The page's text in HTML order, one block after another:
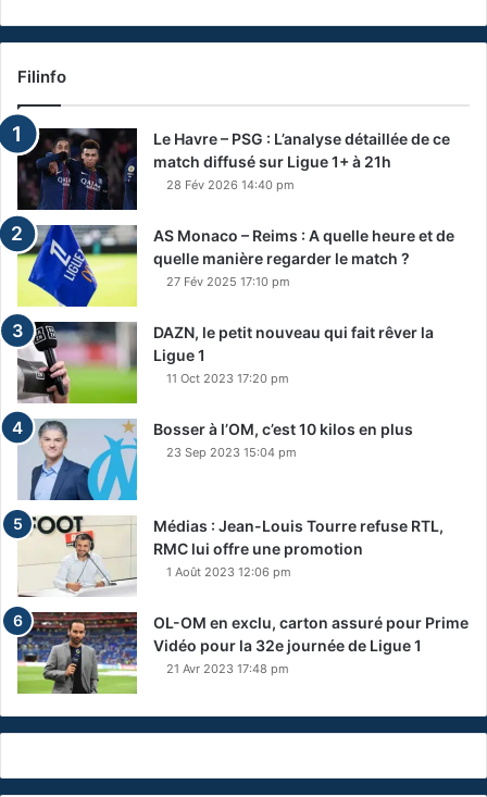
Filinfo
Le Havre – PSG : L’analyse détaillée de ce
match diffusé sur Ligue 1+ à 21h
28 Fév 2026 14:40 pm
AS Monaco – Reims : A quelle heure et de
quelle manière regarder le match ?
27 Fév 2025 17:10 pm
DAZN, le petit nouveau qui fait rêver la
Ligue 1
11 Oct 2023 17:20 pm
Bosser à l’OM, c’est 10 kilos en plus
23 Sep 2023 15:04 pm
Médias : Jean-Louis Tourre refuse RTL,
RMC lui offre une promotion
1 Août 2023 12:06 pm
OL-OM en exclu, carton assuré pour Prime
Vidéo pour la 32e journée de Ligue 1
21 Avr 2023 17:48 pm